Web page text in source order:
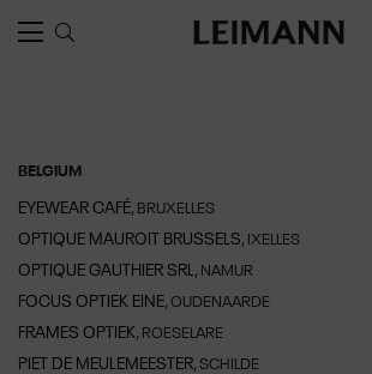
BELGIUM
EYEWEAR CAFÉ, BRUXELLES
OPTIQUE MAUROIT BRUSSELS, IXELLES
OPTIQUE GAUTHIER SRL, NAMUR
FOCUS OPTIEK EINE, OUDENAARDE
FRAMES OPTIEK, ROESELARE
PIET DE MEULEMEESTER, SCHILDE